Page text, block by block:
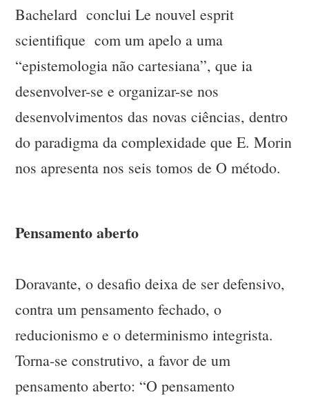
Bachelard conclui Le nouvel esprit
scientifique com um apelo a uma
“epistemologia não cartesiana”, que ia
desenvolver-se e organizar-se nos
desenvolvimentos das novas ciências, dentro
do paradigma da complexidade que E. Morin
nos apresenta nos seis tomos de O método.
Pensamento aberto
Doravante, o desafio deixa de ser defensivo,
contra um pensamento fechado, o
reducionismo e o determinismo integrista.
Torna-se construtivo, a favor de um
pensamento aberto: “O pensamento